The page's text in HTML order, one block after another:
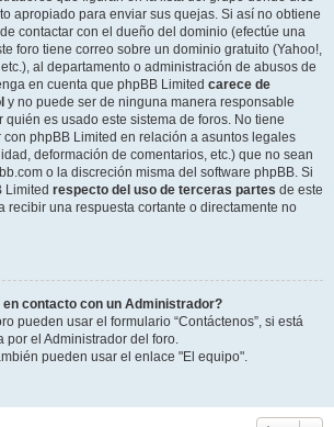
apropiado para enviar sus quejas. Si así no obtiene
contactar con el dueño del dominio (efectúe una
foro tiene correo sobre un dominio gratuito (Yahoo!,
al departamento o administración de abusos de
en cuenta que phpBB Limited carece de
y no puede ser de ninguna manera responsable
quién es usado este sistema de foros. No tiene
phpBB Limited en relación a asuntos legales
deformación de comentarios, etc.) que no sean
o la discreción misma del software phpBB. Si
Limited respecto del uso de terceras partes de este
recibir una respuesta cortante o directamente no
contacto con un Administrador?
pueden usar el formulario “Contáctenos”, si está
por el Administrador del foro.
pueden usar el enlace "El equipo".